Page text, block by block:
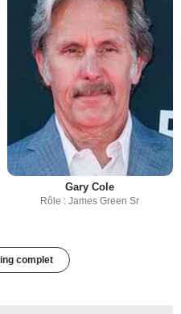
Gary Cole
Rôle : James Green Sr
complet